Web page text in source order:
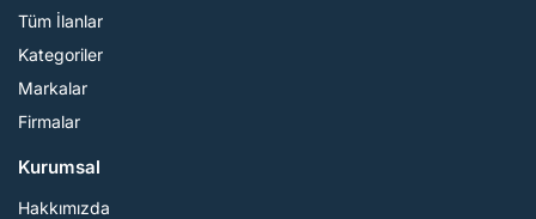
Tüm İlanlar
Kategoriler
Markalar
Firmalar
Kurumsal
Hakkımızda